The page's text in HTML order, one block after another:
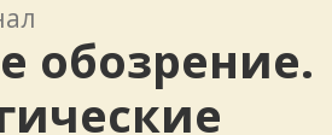
обозрение.